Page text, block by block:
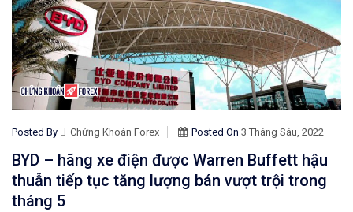
Posted By Chứng Khoán Forex Posted On 3 Tháng Sáu, 2022
BYD – hãng xe điện được Warren Buffett hậu
thuẫn tiếp tục tăng lượng bán vượt trội trong
tháng 5